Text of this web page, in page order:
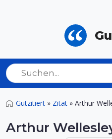
Gutzitiert » Zitat » Arthur
Arthur